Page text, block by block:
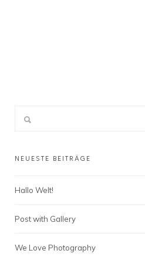
NEUESTE BEITRÄGE
Hallo Welt!
Post with Gallery
We Love Photography